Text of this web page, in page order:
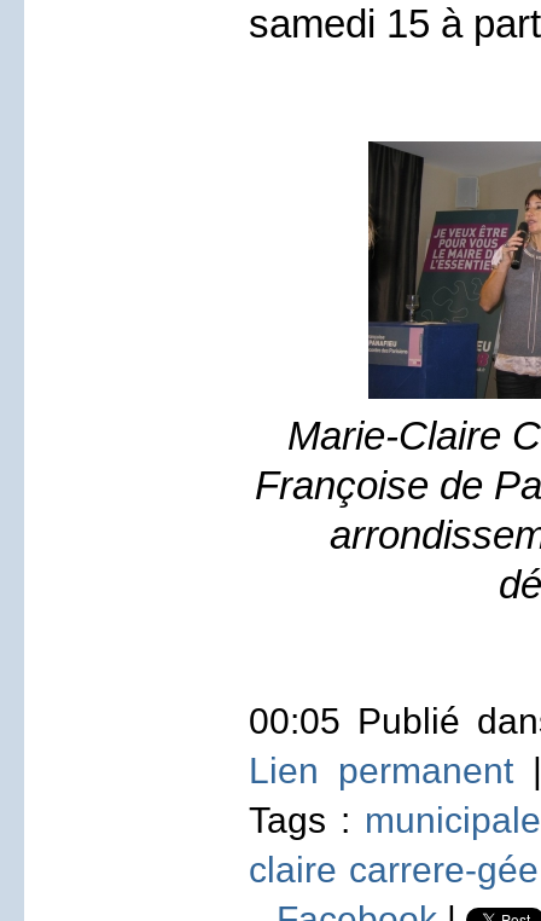
samedi 15 à
Marie-Claire
Françoise de
00:05 Publié
Lien permanent
Tags :
claire carrere-gée